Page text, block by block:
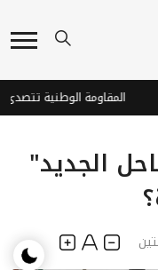
المقاومة الوطنية تتصدى
الجديد"